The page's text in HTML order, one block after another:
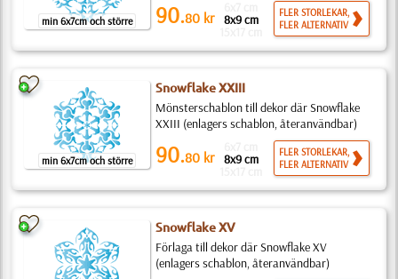
min 6x7cm och större 90.80 kr 8x9 cm
FLER STORLEKAR,
FLER ALTERNATIV
min 6x7cm och större
Snowflake XXIII
Mönsterschablon till dekor där Snowflake
XXIII (enlagers schablon, återanvändbar)
90.80 kr 8x9 cm
FLER STORLEKAR,
FLER ALTERNATIV
Snowflake XV
Förlaga till dekor där Snowflake XV
(enlagers schablon, återanvändbar)